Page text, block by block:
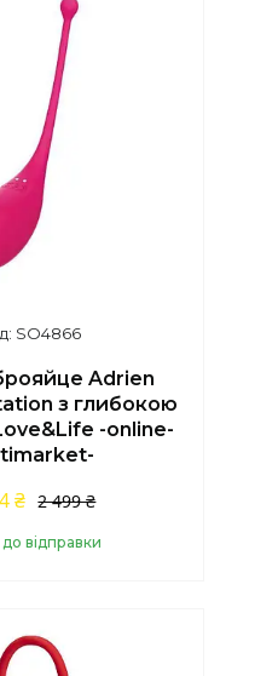
SO4866
Adrien
з глибокою
-online-
2 499 ₴
₴
відправки